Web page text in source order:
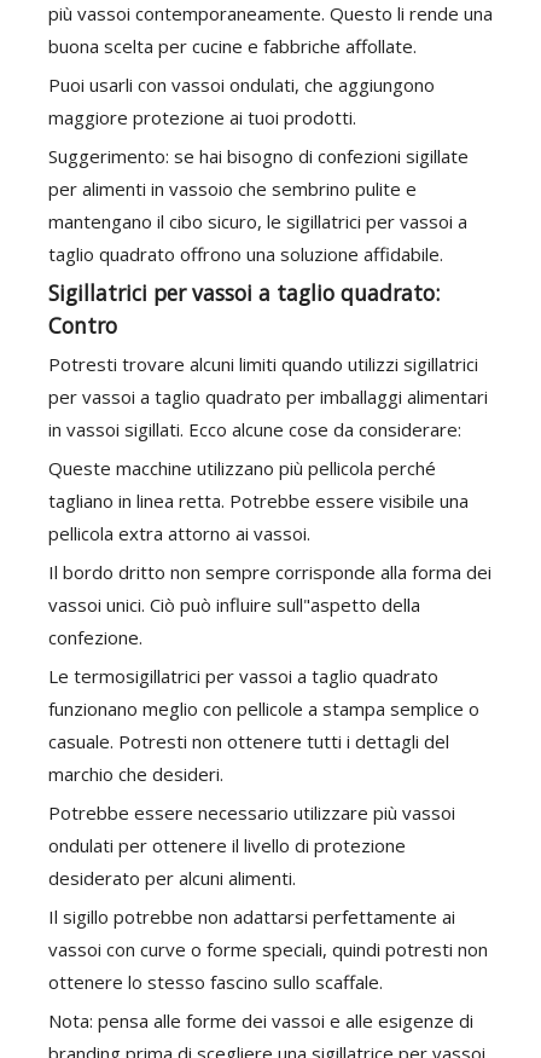
più vassoi contemporaneamente. Questo li rende una
buona scelta per cucine e fabbriche affollate.
Puoi usarli con vassoi ondulati, che aggiungono
maggiore protezione ai tuoi prodotti.
Suggerimento: se hai bisogno di confezioni sigillate
per alimenti in vassoio che sembrino pulite e
mantengano il cibo sicuro, le sigillatrici per vassoi a
taglio quadrato offrono una soluzione affidabile.
Sigillatrici per vassoi a taglio quadrato:
Contro
Potresti trovare alcuni limiti quando utilizzi sigillatrici
per vassoi a taglio quadrato per imballaggi alimentari
in vassoi sigillati. Ecco alcune cose da considerare:
Queste macchine utilizzano più pellicola perché
tagliano in linea retta. Potrebbe essere visibile una
pellicola extra attorno ai vassoi.
Il bordo dritto non sempre corrisponde alla forma dei
vassoi unici. Ciò può influire sull"aspetto della
confezione.
Le termosigillatrici per vassoi a taglio quadrato
funzionano meglio con pellicole a stampa semplice o
casuale. Potresti non ottenere tutti i dettagli del
marchio che desideri.
Potrebbe essere necessario utilizzare più vassoi
ondulati per ottenere il livello di protezione
desiderato per alcuni alimenti.
Il sigillo potrebbe non adattarsi perfettamente ai
vassoi con curve o forme speciali, quindi potresti non
ottenere lo stesso fascino sullo scaffale.
Nota: pensa alle forme dei vassoi e alle esigenze di
branding prima di scegliere una sigillatrice per vassoi